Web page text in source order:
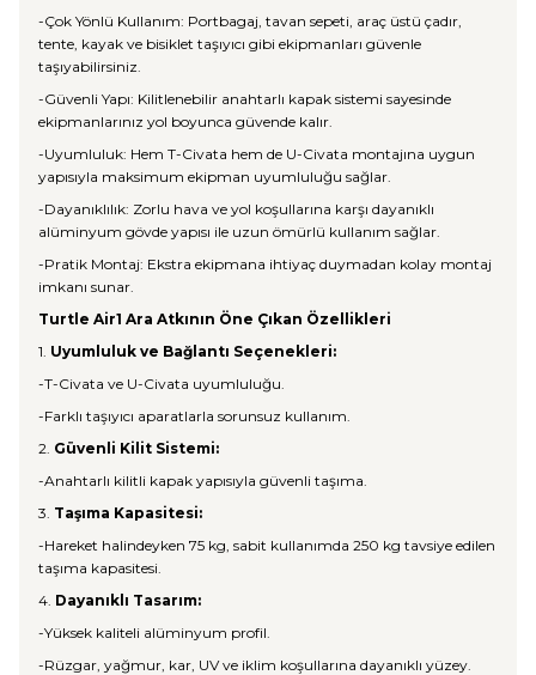
-Çok Yönlü Kullanım: Portbagaj, tavan sepeti, araç üstü çadır,
tente, kayak ve bisiklet taşıyıcı gibi ekipmanları güvenle
taşıyabilirsiniz.
-Güvenli Yapı: Kilitlenebilir anahtarlı kapak sistemi sayesinde
ekipmanlarınız yol boyunca güvende kalır.
-Uyumluluk: Hem T-Civata hem de U-Civata montajına uygun
yapısıyla maksimum ekipman uyumluluğu sağlar.
-Dayanıklılık: Zorlu hava ve yol koşullarına karşı dayanıklı
alüminyum gövde yapısı ile uzun ömürlü kullanım sağlar.
-Pratik Montaj: Ekstra ekipmana ihtiyaç duymadan kolay montaj
imkanı sunar.
Turtle Air1 Ara Atkının Öne Çıkan Özellikleri
1. Uyumluluk ve Bağlantı Seçenekleri:
-T-Civata ve U-Civata uyumluluğu.
-Farklı taşıyıcı aparatlarla sorunsuz kullanım.
2. Güvenli Kilit Sistemi:
-Anahtarlı kilitli kapak yapısıyla güvenli taşıma.
3. Taşıma Kapasitesi:
-Hareket halindeyken 75 kg, sabit kullanımda 250 kg tavsiye edilen
taşıma kapasitesi.
4. Dayanıklı Tasarım:
-Yüksek kaliteli alüminyum profil.
-Rüzgar, yağmur, kar, UV ve iklim koşullarına dayanıklı yüzey.